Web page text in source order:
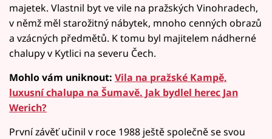
majetek. Vlastnil byt ve vile na pražských Vinohradech,
v němž měl starožitný nábytek, mnoho cenných obrazů
a vzácných předmětů. K tomu byl majitelem nádherné
chalupy v Kytlici na severu Čech.
Mohlo vám uniknout: Vila na pražské Kampě,
luxusní chalupa na Šumavě. Jak bydlel herec Jan
Werich?
První závěť učinil v roce 1988 ještě společně se svou